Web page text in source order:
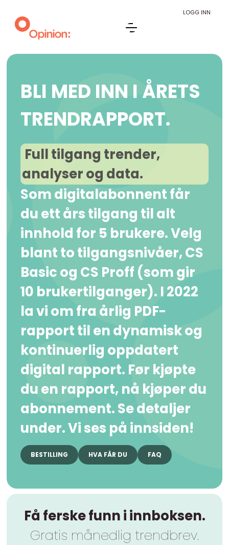
LOGG INN
BLI MED INN I ÅRETS
TRENDRAPPORT.
Full tilgang trender,
analyser og data.
Som digitalabonnent får
du ett års tilgang til alt
innhold for 5 brukere. Velg
blant to tilgangsnivåer, CS
Basic og CS Proff (som gir
10 brukertilganger). I 2022
la vi om fra årlig PDF-
rapport til en dynamisk og
kontinuerlig oppdatert
digital rapport. Før kjøpte
du en rapport, nå kjøper du
abonnement. Se detaljer
under. Vi ses på innsiden!
BESTILLING HVA FÅR DU FAQ
Få ferske funn i innboksen.
Gratis månedlig trendbrev.